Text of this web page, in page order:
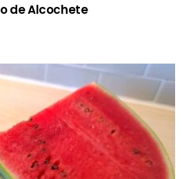
de Alcochete